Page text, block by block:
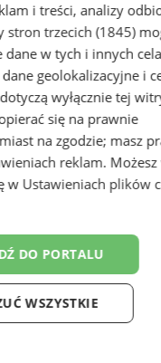
www -
i treści, analizy
stron trzecich (1845)
w tych i innych
geolokalizacyjne i
wyłącznie tej
się na prawnie
na zgodzie; masz
reklam.
w Ustawieniach plików
DO PORTALU
WSZYSTKIE